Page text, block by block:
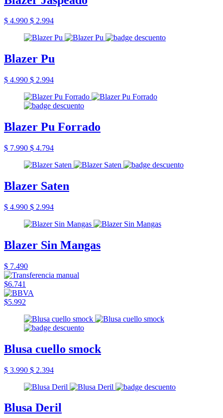
$ 4.990 $ 2.994
Blazer Pu
$ 4.990 $ 2.994
Blazer Pu Forrado
$ 7.990 $ 4.794
Blazer Saten
$ 4.990 $ 2.994
Blazer Sin Mangas
$ 7.490
$6.741
$5.992
Blusa cuello smock
$ 3.990 $ 2.394
Blusa Deril